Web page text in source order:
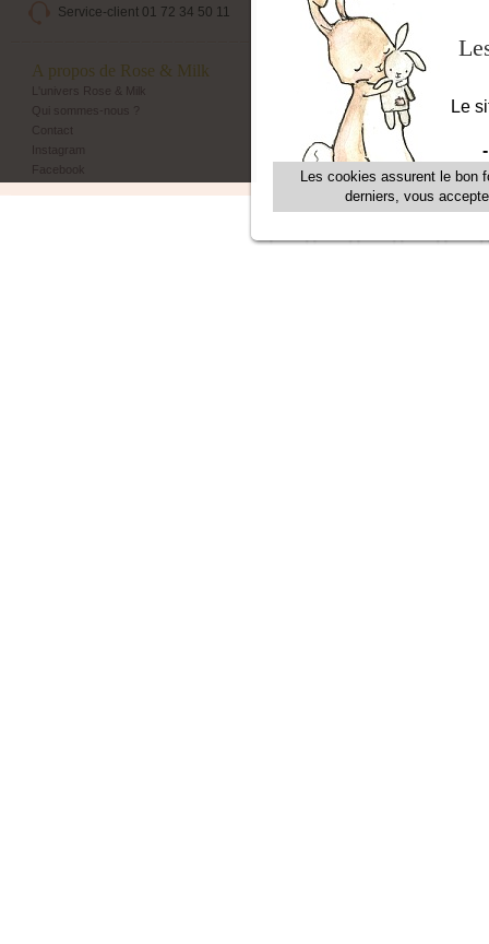
Service-client 01 72 34 50 11 Echange et retour simple
A propos de Rose & Milk
L'univers Rose & Milk
Qui sommes-nous ?
Contact
Instagram
Facebook
Les + Rose & Milk
Corbeilles Rose & Milk
Emballage cadeau
Livraison maternité
Programme de fidélité
Parrainage